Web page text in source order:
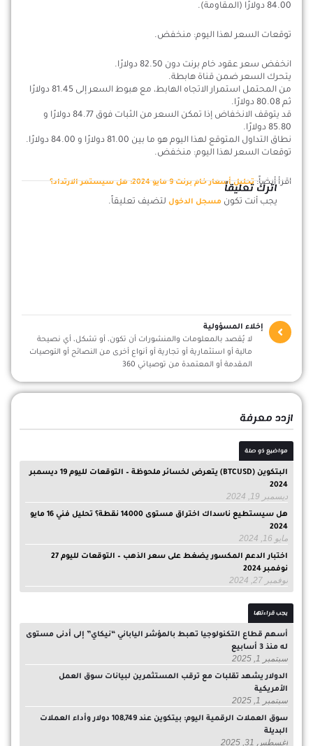
84.00 دولارًا (المقاومة).
توقعات السعر لهذا اليوم: منخفض.
انخفض سعر عقود خام برنت دون 82.50 دولارًا.
يتحرك السعر ضمن قناة هابطة.
من المحتمل استمرار الاتجاه الهابط، مع هبوط السعر إلى 81.45 دولارًا
ثم 80.08 دولارًا.
قد يتوقف الانخفاض إذا تمكن السعر من الثبات فوق 84.77 دولارًا و
85.80 دولارًا.
نطاق التداول المتوقع لهذا اليوم هو ما بين 81.00 دولارًا و 84.00 دولارًا.
توقعات السعر لهذا اليوم: منخفض.
اقرأ أيضاً:تحليل أسعار خام برنت 9 مايو 2024: هل سيستمر الارتداد؟
اترك تعليقاً
يجب أنت تكون مسجل الدخول لتضيف تعليقاً.
إخلاء المسؤولية
لا يُقصد بالمعلومات والمنشورات أن تكون، أو تشكل، أي نصيحة
مالية أو استثمارية أو تجارية أو أنواع أخرى من النصائح أو التوصيات
المقدمة أو المعتمدة من توصياتي 360
ازدد معرفة
مواضيع ذو صلة
البتكوين (BTCUSD) يتعرض لخسائر ملحوظة – التوقعات لليوم 19 ديسمبر
2024
ديسمبر 19, 2024
هل سيستطيع ناسداك اختراق مستوى 14000 نقطة؟ تحليل فني 16 مايو
2024
مايو 16, 2024
اختبار الدعم المكسور يضغط على سعر الذهب – التوقعات لليوم 27
نوفمبر 2024
نوفمبر 27, 2024
يجب قراءتها
أسهم قطاع التكنولوجيا تهبط بالمؤشر الياباني “نيكاي” إلى أدنى مستوى
له منذ 3 أسابيع
سبتمبر 1, 2025
الدولار يشهد تقلبات مع ترقب المستثمرين لبيانات سوق العمل
الأمريكية
سبتمبر 1, 2025
سوق العملات الرقمية اليوم: بيتكوين عند 108,749 دولار وأداء العملات
البديلة
أغسطس 31, 2025